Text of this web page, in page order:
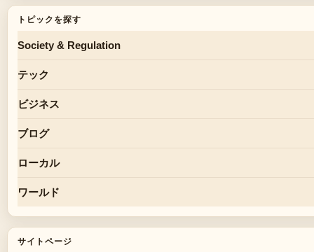
トピックを探す
Society & Regulation
テック
ビジネス
ブログ
ローカル
ワールド
サイトページ